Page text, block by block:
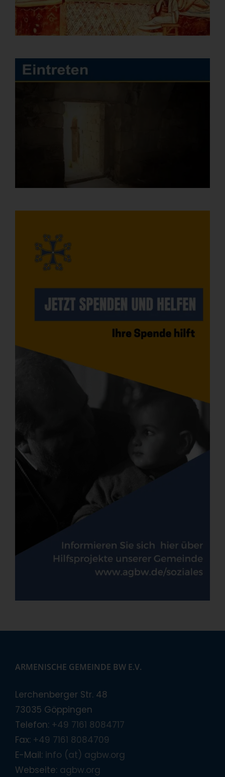
ARMENISCHE GEMEINDE BW E.V.
Lerchenberger Str. 48
73035 Göppingen
Telefon: +49 7161 8084717
Fax: +49 7161 8084709
E-Mail: info (at) agbw.org
Webseite: agbw.org